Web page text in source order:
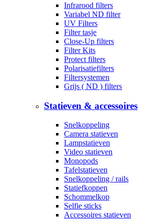
Infrarood filters
Variabel ND filter
UV Filters
Filter tasje
Close-Up filters
Filter Kits
Protect filters
Polarisatiefilters
Filtersystemen
Grijs ( ND ) filters
Statieven & accessoires
Snelkoppeling
Camera statieven
Lampstatieven
Video statieven
Monopods
Tafelstatieven
Snelkoppeling / rails
Statiefkoppen
Schommelkop
Selfie sticks
Accessoires statieven